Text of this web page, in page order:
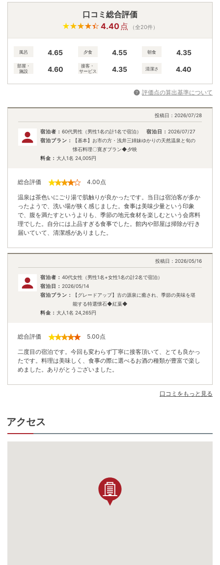
口コミ総合評価
4.40 点 （全20件）
風呂 4.65 夕食 4.55 朝食 4.35
部屋・
施設
4.60
接客・
サービス
4.35 清潔さ 4.40
評価点の算出基準について
投稿日： 2026/07/28
宿泊者： 60代男性（男性1名の計1名で宿泊） 宿泊日： 2026/07/27
宿泊プラン：
【基本】お市の方・浅井三姉妹ゆかりの天然温泉と旬の
懐石料理〇寛ぎプラン◆夕映
料金： 大人1名 24,005円
総合評価 4.00点
温泉は茶色いにごり湯で肌触りが良かったです。当日は宿泊客が多か
ったようで、洗い場が狭く感じました。食事は美味少量という印象
で、腹を満たすというよりも、季節の地元食材を楽しむという会席料
理でした。自分には上品すぎる食事でした。館内や部屋は掃除が行き
届いていて、清潔感がありました。
投稿日： 2026/05/16
宿泊者： 40代女性（男性1名+女性1名の計2名で宿泊）
宿泊日： 2026/05/14
宿泊プラン：
【グレードアップ】古の源泉に癒され、季節の美味を堪
能する特選懐石◆紅葉◆
料金： 大人1名 24,265円
総合評価 5.00点
二度目の宿泊です。今回も変わらず丁寧に接客頂いて、とても良かっ
たです。料理は美味しく、食事の際に選べるお酒の種類が豊富で楽し
めました。ありがとうございました。
口コミをもっと見る
アクセス